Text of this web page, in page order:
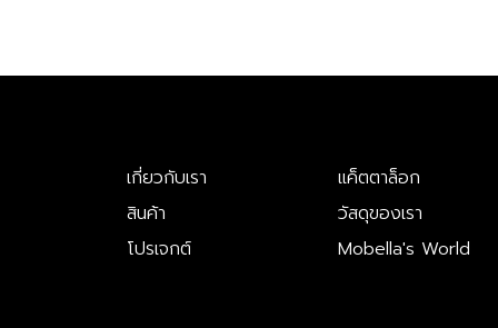
เกี่ยวกับเรา
สินค้า
โปรเจกต์
แค็ตตาล็อก
วัสดุของเรา
Mobella's World